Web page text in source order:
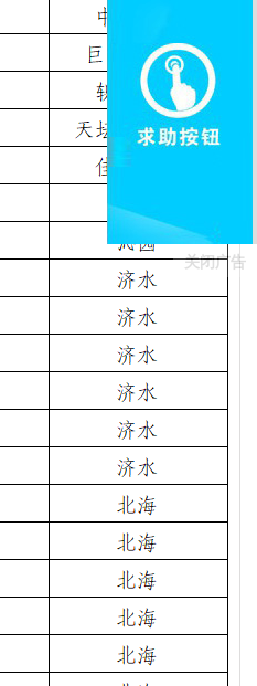
关闭广告